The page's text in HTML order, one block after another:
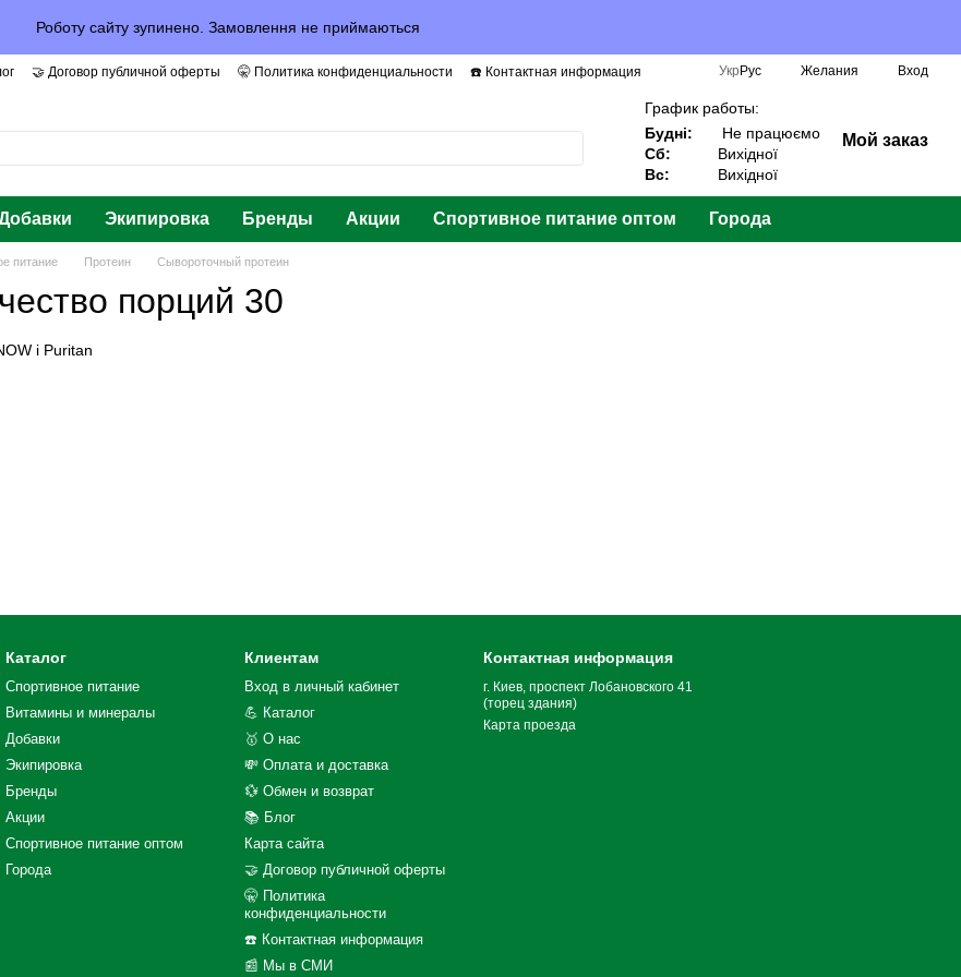
Роботу сайту зупинено. Замовлення не приймаються
🤝 Договор публичной оферты 🤫 Политика конфиденциальности
☎️ Контактная информация
Укр Рус Желания Вход
График работы:
Будні:
Не працюємо
Сб:
Вихідної
Вс:
Вихідної
Мой заказ
Экипировка Бренды Акции Спортивное питание оптом Города
питание Протеин Сывороточный протеин
порций 30
Каталог
Спортивное питание
Витамины и минералы
Добавки
Экипировка
Бренды
Акции
Спортивное питание оптом
Города
Клиентам
Вход в личный кабинет
💪 Каталог
🥇 О нас
💸 Оплата и доставка
💱 Обмен и возврат
📚 Блог
Карта сайта
🤝 Договор публичной оферты
🤫 Политика
конфиденциальности
☎️ Контактная информация
📰 Мы в СМИ
Контактная информация
г. Киев, проспект Лобановского 41
(торец здания)
Карта проезда